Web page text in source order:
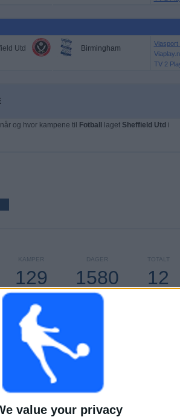
value your privacy
Utd Birmingham
Viasport
TV 2
og hvor kampene til Fotball laget Sheffield Utd i
TOTALT
12
DAGER
1580
UTEN GRATIS
KAMPER
129
KONTINUERLIG
BETALT
MAKSIMALT
7
5